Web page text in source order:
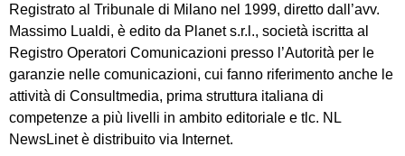
Registrato al Tribunale di Milano nel 1999, diretto dall’avv.
Massimo Lualdi, è edito da Planet s.r.l., società iscritta al
Registro Operatori Comunicazioni presso l’Autorità per le
garanzie nelle comunicazioni, cui fanno riferimento anche le
attività di Consultmedia, prima struttura italiana di
competenze a più livelli in ambito editoriale e tlc. NL
NewsLinet è distribuito via Internet.